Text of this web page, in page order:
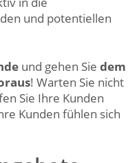
und potentiellen
und gehen Sie dem
! Warten Sie nicht
Sie Ihre Kunden
Kunden fühlen sich